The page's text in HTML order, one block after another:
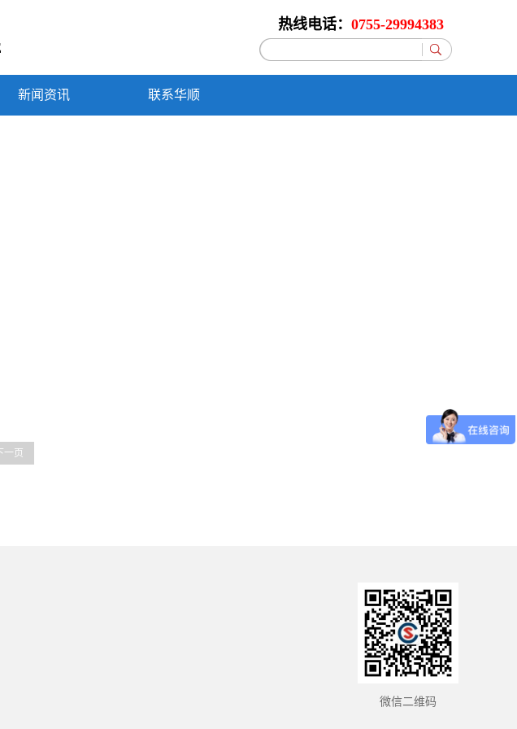
热线电话： 0755-29994383
新闻资讯 联系华顺
下一页
微信二维码